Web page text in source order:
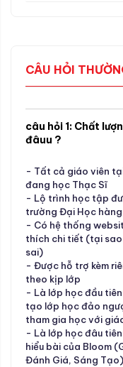
CÂU HỎI
câu hỏi 1: Chất lượng tại khoá học được đảm bảo bởi
đâuu ?
- Tất cả giáo viên
đang học Thạc Sĩ
- Lộ trình học tập
trường Đại Học
- Có hệ thống
thích chi tiết (tại
sai)
- Được hỗ trợ kèm
theo kịp lớp
- Là lớp học đầu
tạo lớp học đảo
tham gia học với
- Là lớp học đâu
hiểu bài của Bloom
Đánh Giá, Sáng Tạo)